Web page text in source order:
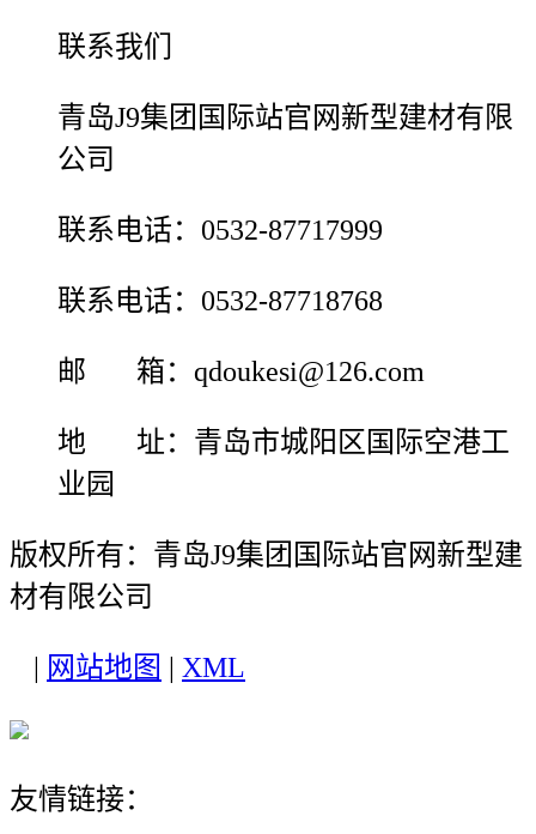
联系我们
青岛J9集团国际站官网新型建材有限
公司
联系电话：0532-87717999
联系电话：0532-87718768
邮 箱：qdoukesi@126.com
地 址：青岛市城阳区国际空港工
业园
版权所有：青岛J9集团国际站官网新型建
材有限公司
网站地图 XML
友情链接：